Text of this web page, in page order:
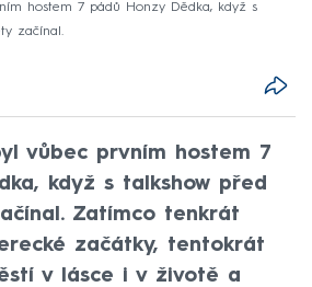
hostem 7 pádů Honzy Dědka, když s
začínal.
vůbec prvním hostem 7
když s talkshow před
Zatímco tenkrát
začátky, tentokrát
v lásce i v životě a